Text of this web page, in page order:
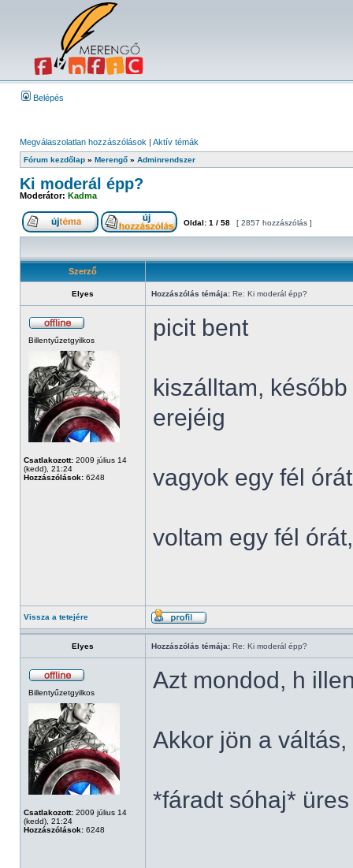
Belépés
Megválaszolatlan hozzászólások | Aktív témák
Fórum kezdőlap » Merengő » Adminrendszer
Ki moderál épp?
Moderátor: Kadma
Oldal: 1 / 58 [ 2857 hozzászólás ]
Szerző
Elyes Hozzászólás témája: Re: Ki moderál épp?
Billentyűzetgyilkos
Csatlakozott: 2009 július 14
(kedd), 21:24
Hozzászólások: 6248
picit bent
kiszálltam,
erejéig
vagyok egy fél órát
voltam egy fél
Vissza a tetejére
Elyes Hozzászólás témája: Re: Ki moderál épp?
Billentyűzetgyilkos
Csatlakozott: 2009 július 14
(kedd), 21:24
Hozzászólások: 6248
Azt mondod, h
Akkor jön a
*fáradt sóhaj* üres